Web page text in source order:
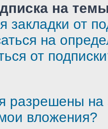
на
закладки от
на
от
разрешены
вложения?